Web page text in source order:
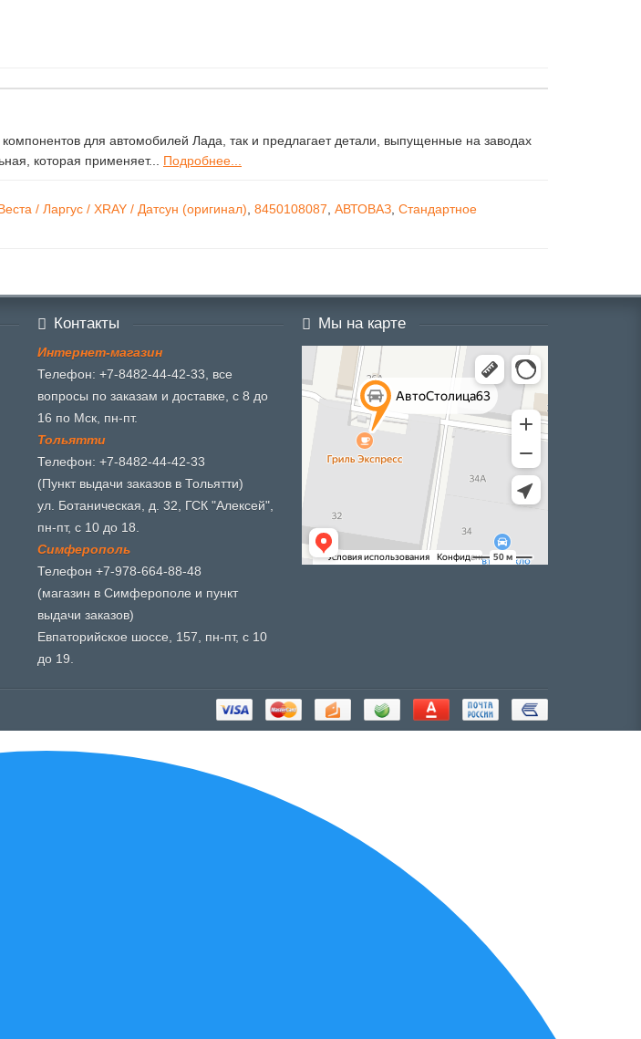
для автомобилей Лада, так и предлагает детали, выпущенные на заводах
которая применяет... Подробнее...
/ Ларгус / XRAY / Датсун (оригинал) 8450108087 АВТОВАЗ Стандартное
Контакты
Интернет-магазин
Телефон: +7-8482-44-42-33, все
вопросы по заказам и доставке, с 8 до
16 по Мск, пн-пт.
Тольятти
Телефон: +7-8482-44-42-33
(Пункт выдачи заказов в Тольятти)
ул. Ботаническая, д. 32, ГСК "Алексей",
пн-пт, с 10 до 18.
Симферополь
Телефон +7-978-664-88-48
(магазин в Симферополе и пункт
выдачи заказов)
Евпаторийское шоссе, 157, пн-пт, с 10
до 19.
Мы на карте